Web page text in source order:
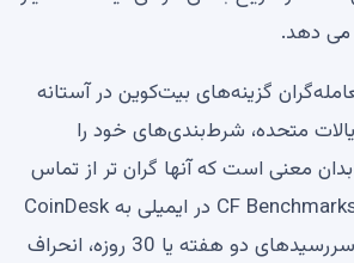
دهد.
گزینه‌های بیت‌کوین در آستانه
متحده، شرط‌بندی‌های خود را
معنی است که آنها گران تر از تماس
هستند. محققان از CF Benchmarks در ایمیلی به CoinDesk
گفتند در مقایسه با سررسیدهای دو هفته یا 30 روزه، انحراف